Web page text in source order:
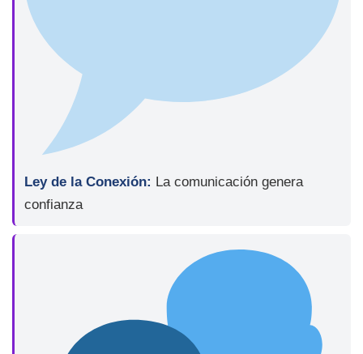
Ley de la Conexión: La comunicación genera
confianza